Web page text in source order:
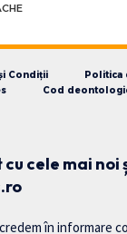
Condiții
Politica
Cod
cele mai noi
în informare